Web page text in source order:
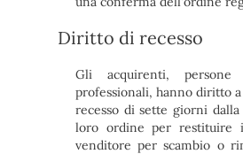
Diritto di recesso
Gli acquirenti, persone
professionali, hanno diritto
recesso di sette giorni dalla
loro ordine per restituire
venditore per scambio o